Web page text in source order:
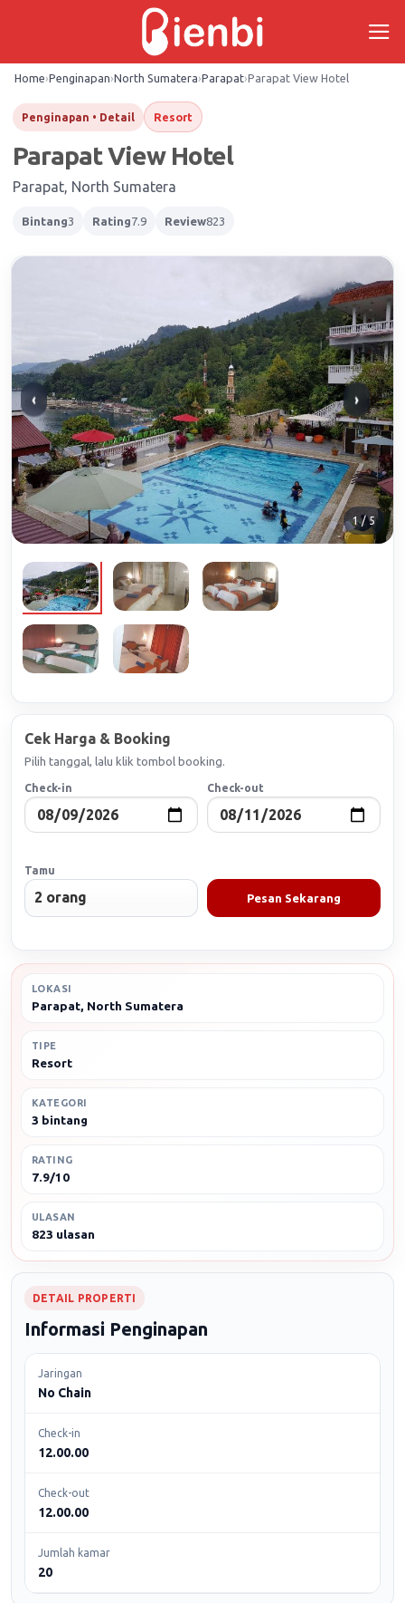
Home›Penginapan›North Sumatera›Parapat›Parapat View Hotel
Penginapan • Detail Resort
Parapat View Hotel
Parapat, North Sumatera
Bintang3 Rating7.9 Review823
‹ ›
1 / 5
Cek Harga & Booking
Pilih tanggal, lalu klik tombol booking.
Check-in Check-out
Tamu
Pesan Sekarang
LOKASI
Parapat, North Sumatera
TIPE
Resort
KATEGORI
3 bintang
RATING
7.9/10
ULASAN
823 ulasan
DETAIL PROPERTI
Informasi Penginapan
Jaringan
No Chain
Check-in
12.00.00
Check-out
12.00.00
Jumlah kamar
20